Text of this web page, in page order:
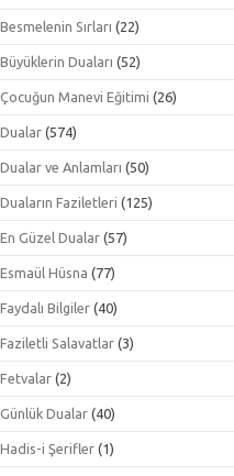
Besmelenin Sırları (22)
Büyüklerin Duaları (52)
Çocuğun Manevi Eğitimi (26)
Dualar (574)
Dualar ve Anlamları (50)
Duaların Faziletleri (125)
En Güzel Dualar (57)
Esmaül Hüsna (77)
Faydalı Bilgiler (40)
Faziletli Salavatlar (3)
Fetvalar (2)
Günlük Dualar (40)
Hadis-i Şerifler (1)